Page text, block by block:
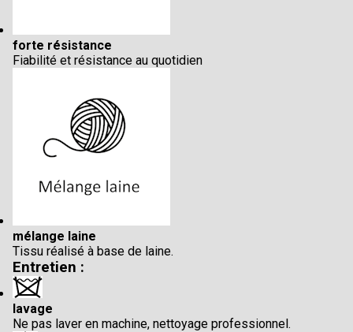
forte résistance
Fiabilité et résistance au quotidien
mélange laine
Tissu réalisé à base de laine.
Entretien :
lavage
Ne pas laver en machine, nettoyage professionnel.